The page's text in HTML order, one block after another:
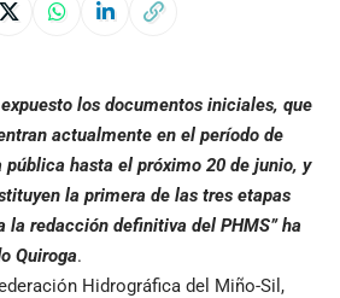
expuesto los documentos iniciales, que
actualmente en el período de
pública hasta el próximo 20 de junio, y
la primera de las tres etapas
la redacción definitiva del PHMS” ha
Quiroga.
Hidrográfica del Miño-Sil,